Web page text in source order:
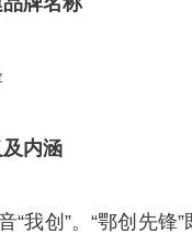
内涵
我创”。“鄂创先锋”